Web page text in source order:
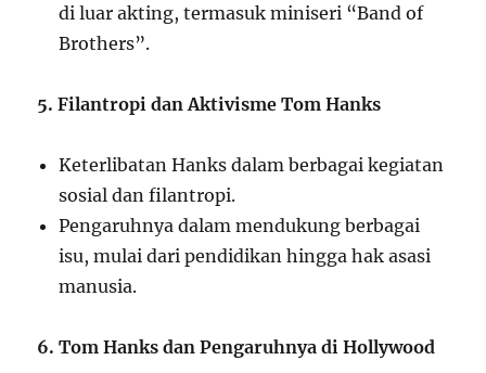
di luar akting, termasuk miniseri “Band of
Brothers”.
5. Filantropi dan Aktivisme Tom Hanks
Keterlibatan Hanks dalam berbagai kegiatan
sosial dan filantropi.
Pengaruhnya dalam mendukung berbagai
isu, mulai dari pendidikan hingga hak asasi
manusia.
6. Tom Hanks dan Pengaruhnya di Hollywood